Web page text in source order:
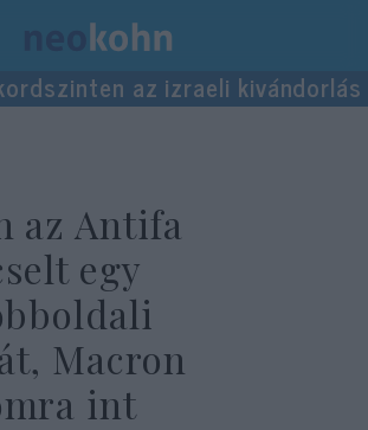
az izraeli kivándorlás
az Antifa
egy
Macron
int